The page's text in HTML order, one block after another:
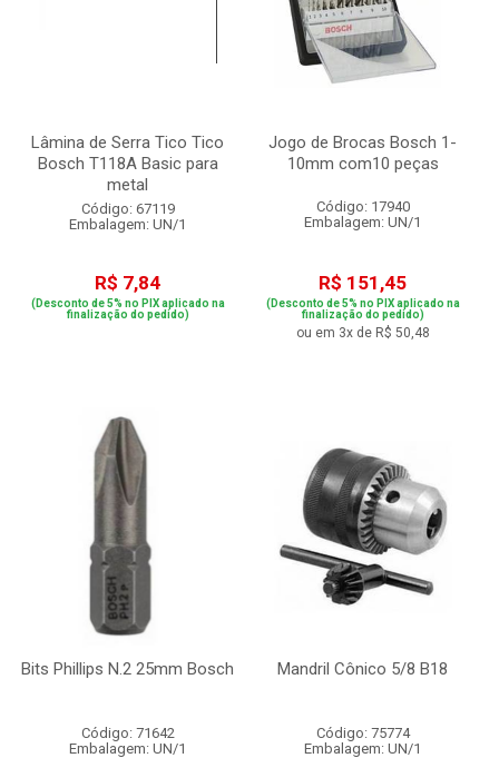
Lâmina de Serra Tico Tico
Bosch T118A Basic para
metal
Código: 67119
Embalagem: UN/1
R$ 7,84
(Desconto de 5% no PIX aplicado na
finalização do pedido)
Jogo de Brocas Bosch 1-
10mm com10 peças
Código: 17940
Embalagem: UN/1
R$ 151,45
(Desconto de 5% no PIX aplicado na
finalização do pedido)
ou em 3x de R$ 50,48
Bits Phillips N.2 25mm Bosch
Código: 71642
Embalagem: UN/1
Mandril Cônico 5/8 B18
Código: 75774
Embalagem: UN/1